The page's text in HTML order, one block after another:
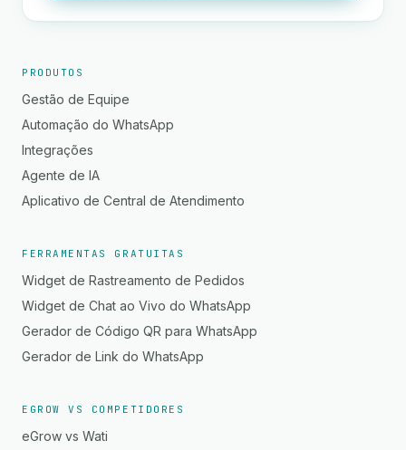
PRODUTOS
Gestão de Equipe
Automação do WhatsApp
Integrações
Agente de IA
Aplicativo de Central de Atendimento
FERRAMENTAS GRATUITAS
Widget de Rastreamento de Pedidos
Widget de Chat ao Vivo do WhatsApp
Gerador de Código QR para WhatsApp
Gerador de Link do WhatsApp
EGROW VS COMPETIDORES
eGrow vs Wati